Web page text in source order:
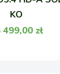
KO
499,00 zł